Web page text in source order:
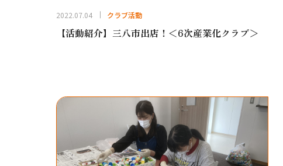
2022.07.04 クラブ活動
【活動紹介】三八市出店！＜6次産業化クラブ＞